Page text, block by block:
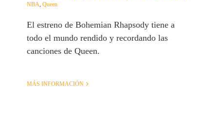
NBA, Queen
El estreno de Bohemian Rhapsody tiene a
todo el mundo rendido y recordando las
canciones de Queen.
MÁS INFORMACIÓN